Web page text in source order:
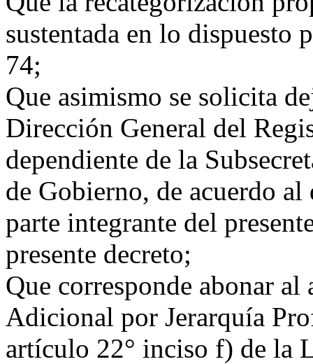
sustentada en lo dispuesto
74;
Que asimismo se solicita
Dirección General del
dependiente de la
de Gobierno, de acuerdo
parte integrante del
presente decreto;
Que corresponde abonar
Adicional por Jerarquía
artículo 22° inciso f) de la